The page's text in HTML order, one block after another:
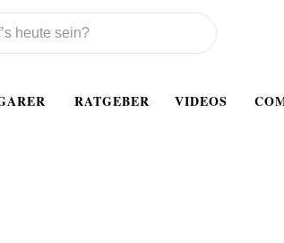
RATGEBER VIDEOS